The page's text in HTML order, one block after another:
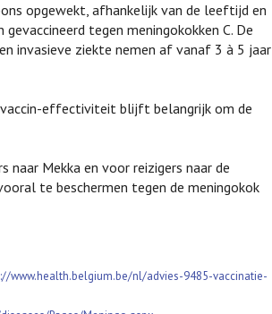
opgewekt, afhankelijk van de leeftijd en
tegen meningokokken C. De
invasieve ziekte nemen af vanaf 3 à 5 jaar
vaccin-effectiviteit blijft belangrijk om de
naar Mekka en voor reizigers naar de
te beschermen tegen de meningokok
www.health.belgium.be/nl/advies-9485-vaccinatie-